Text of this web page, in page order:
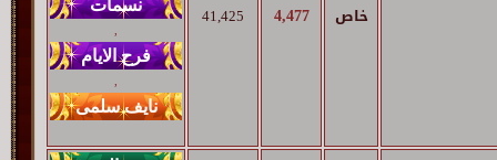
خاص 4,477
41,425
,
,